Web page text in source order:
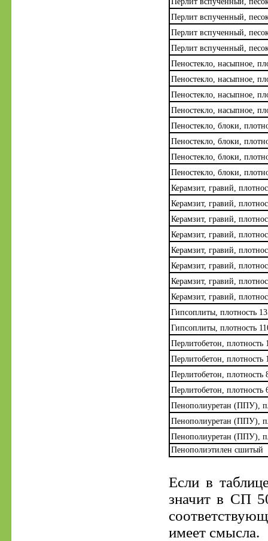
Перлит вспученный,
Перлит вспученный,
Перлит вспученный,
Пеностекло, насыпное,
Пеностекло, насыпное,
Пеностекло, насыпное,
Пеностекло, насыпное,
Пеностекло, блоки,
Пеностекло, блоки,
Пеностекло, блоки,
Пеностекло, блоки,
Керамзит, гравий,
Керамзит, гравий,
Керамзит, гравий,
Керамзит, гравий,
Керамзит, гравий,
Керамзит, гравий,
Керамзит, гравий,
Керамзит, гравий,
Гипсоплиты, плотность
Гипсоплиты, плотность
Перлитобетон, плотность
Перлитобетон, плотность
Перлитобетон, плотность
Перлитобетон, плотность
Пенополиуретан (ППУ),
Пенополиуретан (ППУ),
Пенополиуретан (ППУ),
Пенополиэтилен сшитый
Если в
значит в СП
имеет смысла.